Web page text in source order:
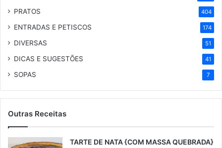
PRATOS 404
ENTRADAS E PETISCOS 174
DIVERSAS 51
DICAS E SUGESTÕES 41
SOPAS 7
Outras Receitas
TARTE DE NATA {COM MASSA QUEBRADA}